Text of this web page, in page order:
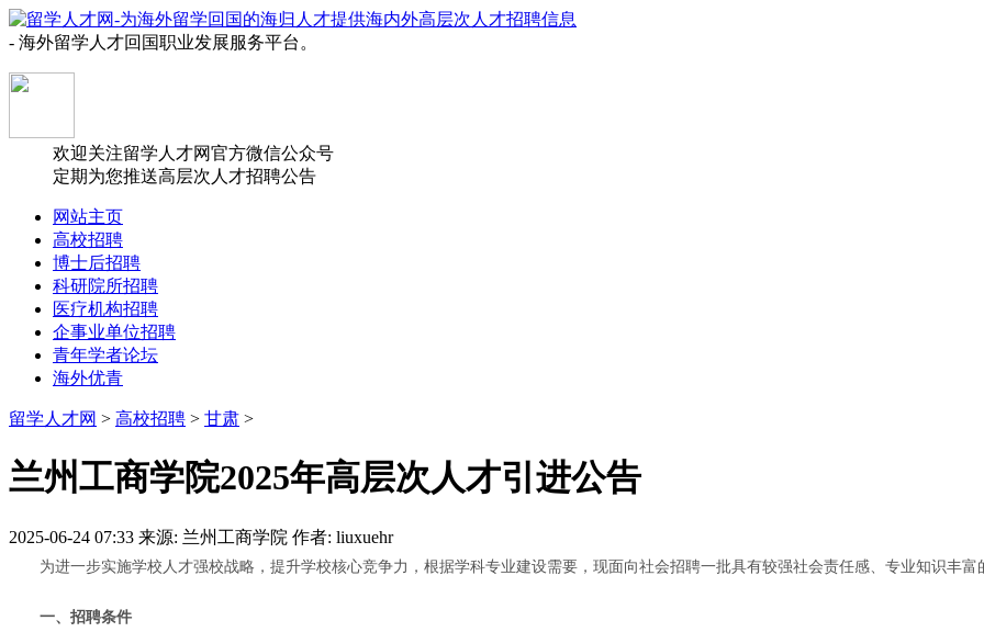
- 海外留学人才回国职业发展服务平台。
欢迎关注留学人才网官方微信公众号
定期为您推送高层次人才招聘公告
网站主页
高校招聘
博士后招聘
科研院所招聘
医疗机构招聘
企事业单位招聘
青年学者论坛
海外优青
留学人才网 > 高校招聘 > 甘肃 >
兰州工商学院2025年高层次人才引进公告
2025-06-24 07:33 来源: 兰州工商学院 作者: liuxuehr
为进一步实施学校人才强校战略，提升学校核心竞争力，根据学科专业建设需要，现面向社会招聘一批具有较强社会责任感、专业知识丰富
一、招聘条件